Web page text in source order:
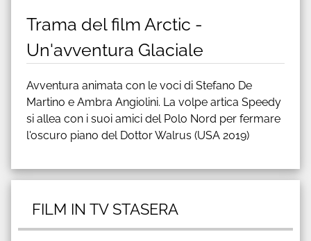
Trama del film Arctic -
Un'avventura Glaciale
Avventura animata con le voci di Stefano De
Martino e Ambra Angiolini. La volpe artica Speedy
si allea con i suoi amici del Polo Nord per fermare
l'oscuro piano del Dottor Walrus (USA 2019)
FILM IN TV STASERA